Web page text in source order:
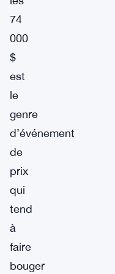
74
000
$
est
le
genre
d’événement
de
prix
qui
tend
à
faire
bouger